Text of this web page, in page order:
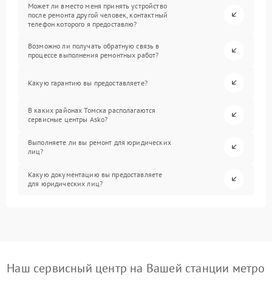
Может ли вместо меня принять устройство
после ремонта другой человек, контактный
телефон которого я предоставлю?
Возможно ли получать обратную связь в
процессе выполнения ремонтных работ?
Какую гарантию вы предоставляете?
В каких районах Томска располагаются
сервисные центры Asko?
Выполняете ли вы ремонт для юридических
лиц?
Какую документацию вы предоставляете
для юридических лиц?
Наш сервисный центр на Вашей станции метро